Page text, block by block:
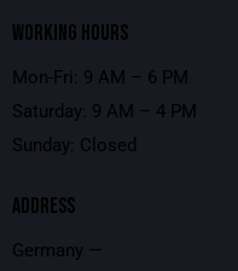
WORKING HOURS
Mon-Fri: 9 AM – 6 PM
Saturday: 9 AM – 4 PM
Sunday: Closed
ADDRESS
Germany —